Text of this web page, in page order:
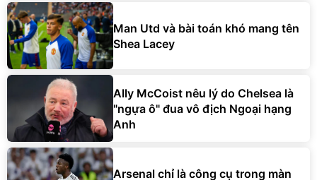
Man Utd và bài toán khó mang tên
Shea Lacey
Ally McCoist nêu lý do Chelsea là
"ngựa ô" đua vô địch Ngoại hạng
Anh
Arsenal chỉ là công cụ trong màn